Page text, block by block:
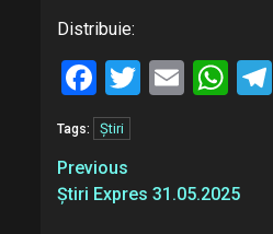
Distribuie:
Facebook
Twitter
Email
Tags: Știri
Post
navigation
Previous
Știri Expres 31.05.2025